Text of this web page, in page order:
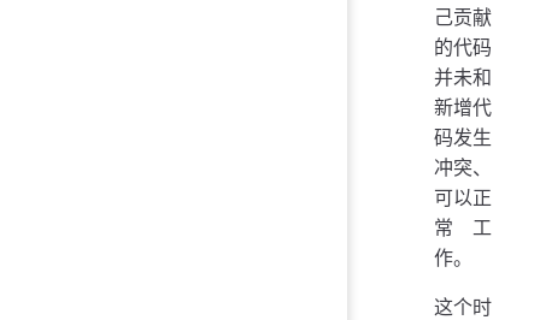
己贡献
的代码
并未和
新增代
码发生
冲突、
可以正
常工
作。
这个时